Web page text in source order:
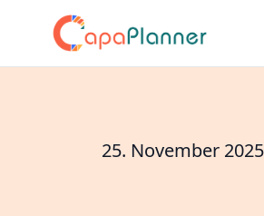
25. November 2025